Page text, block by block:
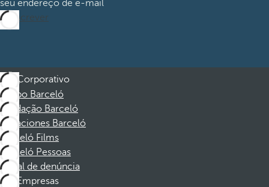
seu endereço de e-mail
Subscrever
Corporativo
Grupo Barceló
Fundação Barceló
Vacaciones Barceló
Barceló Films
Barceló Pessoas
Canal de denúncia
Empresas